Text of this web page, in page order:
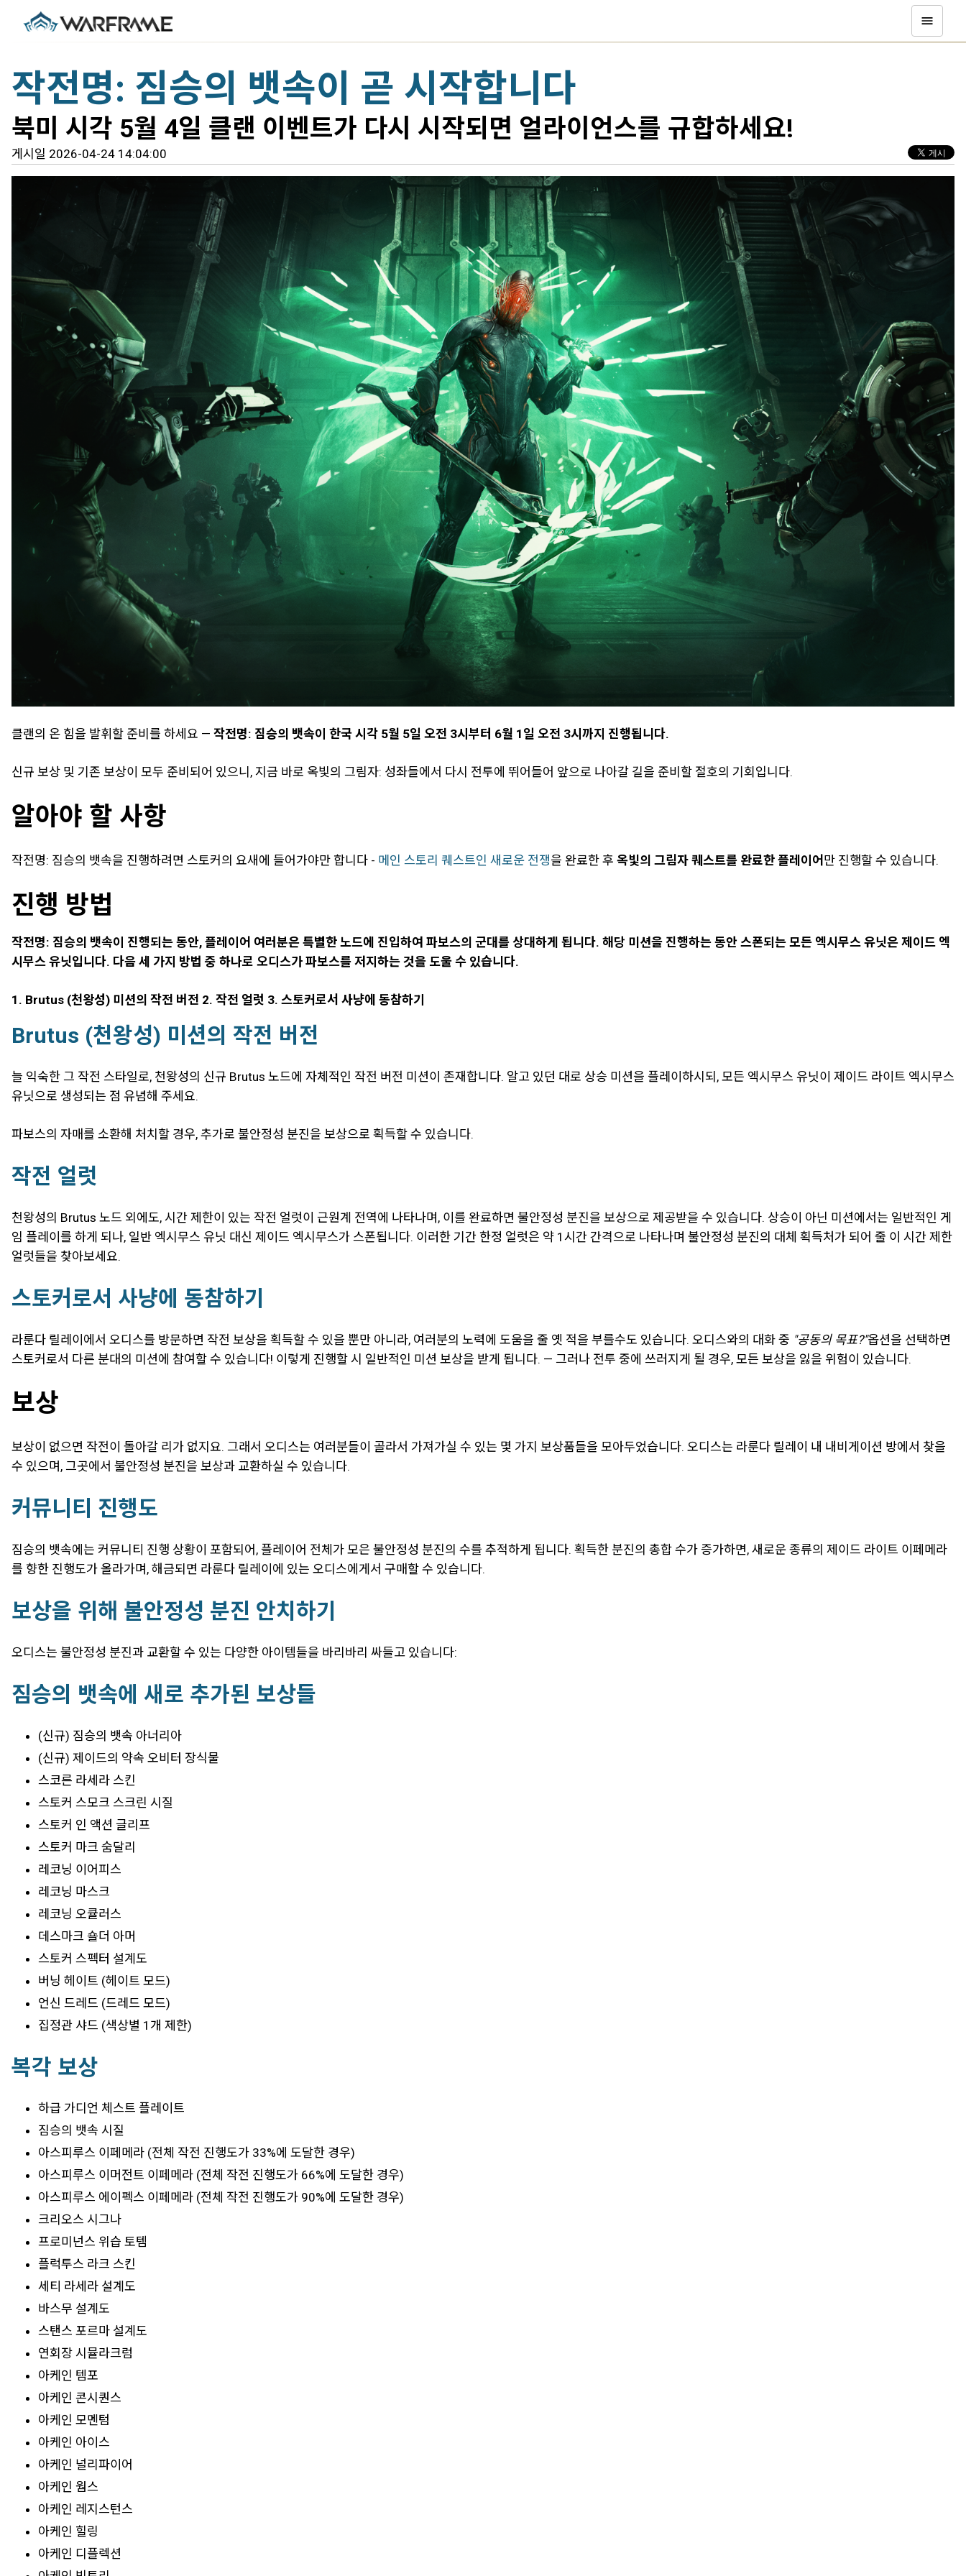
작전명: 짐승의 뱃속이 곧 시작합니다
북미 시각 5월 4일 클랜 이벤트가 다시 시작되면 얼라이언스를 규합하세요!
게시일 2026-04-24 14:04:00
클랜의 온 힘을 발휘할 준비를 하세요 — 작전명: 짐승의 뱃속이 한국 시각 5월 5일 오전 3시부터 6월 1일 오전 3시까지 진행됩니다.
신규 보상 및 기존 보상이 모두 준비되어 있으니, 지금 바로 옥빛의 그림자: 성좌들에서 다시 전투에 뛰어들어 앞으로 나아갈 길을 준비할 절호의 기회입니다.
알아야 할 사항
작전명: 짐승의 뱃속을 진행하려면 스토커의 요새에 들어가야만 합니다 - 메인 스토리 퀘스트인 새로운 전쟁을 완료한 후 옥빛의 그림자 퀘스트를 완료한 플레이어 만 진행할 수 있습니다.
진행 방법
작전명: 짐승의 뱃속이 진행되는 동안, 플레이어 여러분은 특별한 노드에 진입하여 파보스의 군대를 상대하게 됩니다. 해당 미션을 진행하는 동안 스폰되는 모든 엑시무스 유닛은 제이드 엑
시무스 유닛입니다. 다음 세 가지 방법 중 하나로 오디스가 파보스를 저지하는 것을 도울 수 있습니다.
1. Brutus (천왕성) 미션의 작전 버전 2. 작전 얼럿 3. 스토커로서 사냥에 동참하기
Brutus (천왕성) 미션의 작전 버전
늘 익숙한 그 작전 스타일로, 천왕성의 신규 Brutus 노드에 자체적인 작전 버전 미션이 존재합니다. 알고 있던 대로 상승 미션을 플레이하시되, 모든 엑시무스 유닛이 제이드 라이트 엑시무스
유닛으로 생성되는 점 유념해 주세요.
파보스의 자매를 소환해 처치할 경우, 추가로 불안정성 분진을 보상으로 획득할 수 있습니다.
작전 얼럿
천왕성의 Brutus 노드 외에도, 시간 제한이 있는 작전 얼럿이 근원계 전역에 나타나며, 이를 완료하면 불안정성 분진을 보상으로 제공받을 수 있습니다. 상승이 아닌 미션에서는 일반적인 게
임 플레이를 하게 되나, 일반 엑시무스 유닛 대신 제이드 엑시무스가 스폰됩니다. 이러한 기간 한정 얼럿은 약 1시간 간격으로 나타나며 불안정성 분진의 대체 획득처가 되어 줄 이 시간 제한
얼럿들을 찾아보세요.
스토커로서 사냥에 동참하기
라룬다 릴레이에서 오디스를 방문하면 작전 보상을 획득할 수 있을 뿐만 아니라, 여러분의 노력에 도움을 줄 옛 적을 부를수도 있습니다. 오디스와의 대화 중 "공동의 목표?"옵션을 선택하면
스토커로서 다른 분대의 미션에 참여할 수 있습니다! 이렇게 진행할 시 일반적인 미션 보상을 받게 됩니다. — 그러나 전투 중에 쓰러지게 될 경우, 모든 보상을 잃을 위험이 있습니다.
보상
보상이 없으면 작전이 돌아갈 리가 없지요. 그래서 오디스는 여러분들이 골라서 가져가실 수 있는 몇 가지 보상품들을 모아두었습니다. 오디스는 라룬다 릴레이 내 내비게이션 방에서 찾을
수 있으며, 그곳에서 불안정성 분진을 보상과 교환하실 수 있습니다.
커뮤니티 진행도
짐승의 뱃속에는 커뮤니티 진행 상황이 포함되어, 플레이어 전체가 모은 불안정성 분진의 수를 추적하게 됩니다. 획득한 분진의 총합 수가 증가하면, 새로운 종류의 제이드 라이트 이페메라
를 향한 진행도가 올라가며, 해금되면 라룬다 릴레이에 있는 오디스에게서 구매할 수 있습니다.
보상을 위해 불안정성 분진 안치하기
오디스는 불안정성 분진과 교환할 수 있는 다양한 아이템들을 바리바리 싸들고 있습니다:
짐승의 뱃속에 새로 추가된 보상들
(신규) 짐승의 뱃속 아너리아
(신규) 제이드의 약속 오비터 장식물
스코른 라세라 스킨
스토커 스모크 스크린 시질
스토커 인 액션 글리프
스토커 마크 숨달리
레코닝 이어피스
레코닝 마스크
레코닝 오큘러스
데스마크 숄더 아머
스토커 스펙터 설계도
버닝 헤이트 (헤이트 모드)
언신 드레드 (드레드 모드)
집정관 샤드 (색상별 1개 제한)
복각 보상
하급 가디언 체스트 플레이트
짐승의 뱃속 시질
아스피루스 이페메라 (전체 작전 진행도가 33%에 도달한 경우)
아스피루스 이머전트 이페메라 (전체 작전 진행도가 66%에 도달한 경우)
아스피루스 에이펙스 이페메라 (전체 작전 진행도가 90%에 도달한 경우)
크리오스 시그나
프로미넌스 위습 토템
플럭투스 라크 스킨
세티 라세라 설계도
바스무 설계도
스탠스 포르마 설계도
연회장 시뮬라크럼
아케인 템포
아케인 콘시퀀스
아케인 모멘텀
아케인 아이스
아케인 널리파이어
아케인 웜스
아케인 레지스턴스
아케인 힐링
아케인 디플렉션